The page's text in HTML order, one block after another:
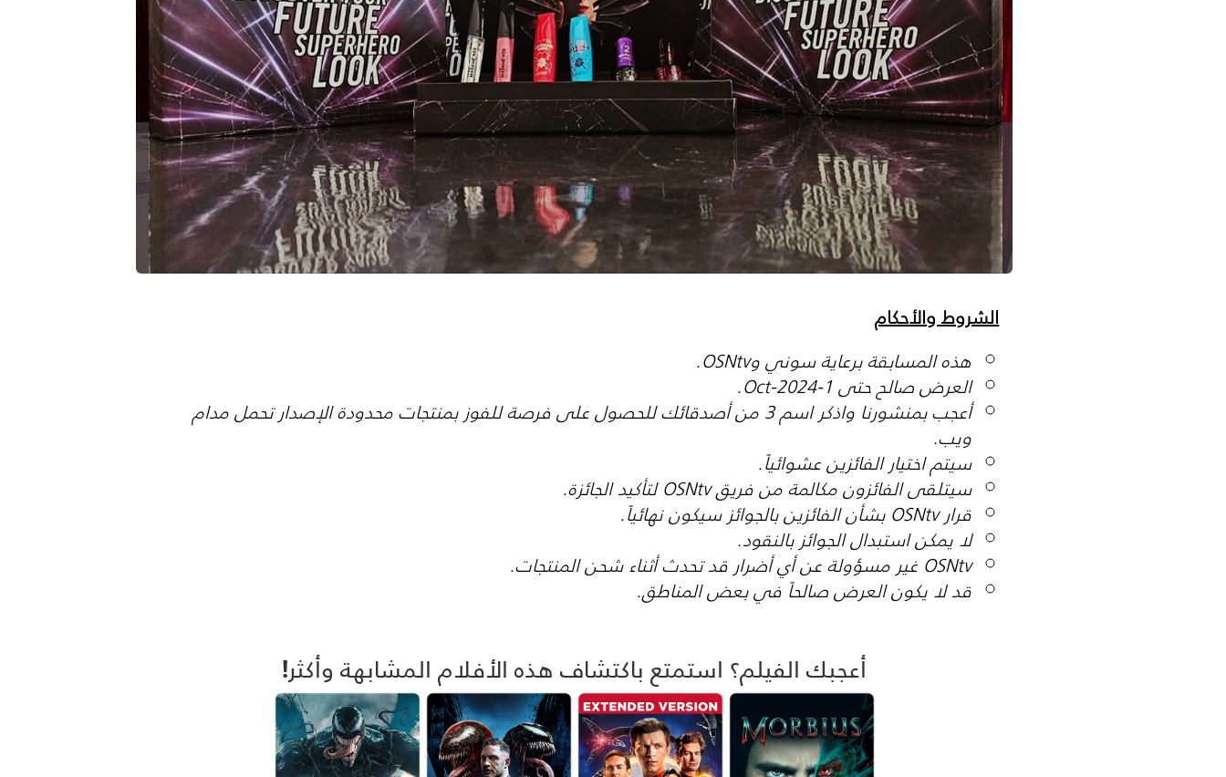
الشروط والأحكام
هذه المسابقة برعاية سوني وOSNtv.
العرض صالح حتى 1-Oct-2024.
أعجب بمنشورنا واذكر اسم 3 من أصدقائك للحصول على فرصة للفوز بمنتجات محدودة الإصدار تحمل مدام
ويب.
سيتم اختيار الفائزين عشوائياً.
سيتلقى الفائزون مكالمة من فريق OSNtv لتأكيد الجائزة.
قرار OSNtv بشأن الفائزين بالجوائز سيكون نهائياً.
لا يمكن استبدال الجوائز بالنقود.
OSNtv غير مسؤولة عن أي أضرار قد تحدث أثناء شحن المنتجات.
قد لا يكون العرض صالحاً في بعض المناطق.
أعجبك الفيلم؟ استمتع باكتشاف هذه الأفلام المشابهة وأكثر!